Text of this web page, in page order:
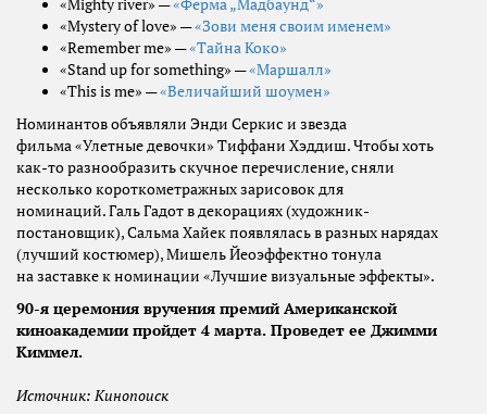
«Mystery of love» —«Зови меня своим именем»
«Remember me» —«Тайна Коко»
«Stand up for something» —«Маршалл»
«This is me» —«Величайший шоумен»
Номинантов объявляли Энди Серкис и звезда
фильма «Улетные девочки» Тиффани Хэддиш. Чтобы хоть
как-то разнообразить скучное перечисление, сняли
несколько короткометражных зарисовок для
номинаций. Галь Гадот в декорациях (художник-
постановщик), Сальма Хайек появлялась в разных нарядах
(лучший костюмер), Мишель Йеоэффектно тонула
на заставке к номинации «Лучшие визуальные эффекты».
90-я церемония вручения премий Американской
киноакадемии пройдет 4 марта. Проведет ее Джимми
Киммел.
Источник: Кинопоиск